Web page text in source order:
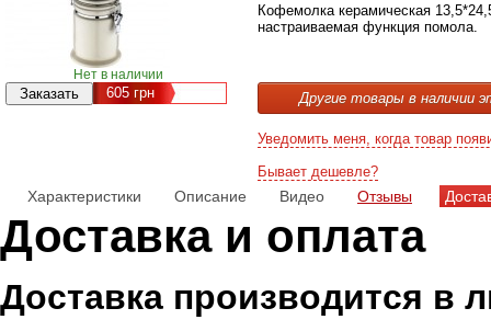
Нет в наличии
605грн
Кофемолка керамическая
настраиваемая функция помола.
Другие товары в наличии
Уведомить меня, когда товар
Бывает дешевле?
Характеристики Описание Видео Отзывы
Доставка и оплата
Доставка производится в